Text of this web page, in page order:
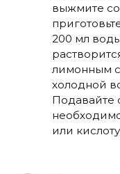
выжмите
200 мл
лимонным
холодной
Подавайте
или